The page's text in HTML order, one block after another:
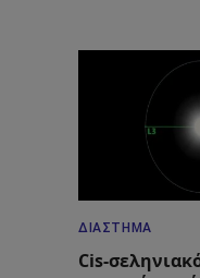
ΔΙΆΣΤΗΜΑ
Cis-